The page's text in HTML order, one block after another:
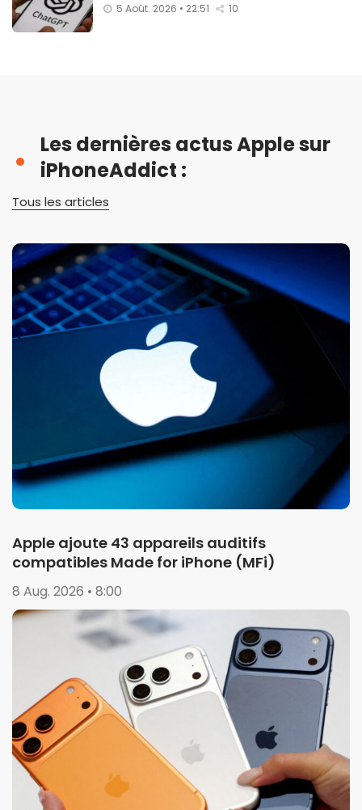
5 Août. 2026 • 22:51 10
Les dernières actus Apple sur
iPhoneAddict :
Tous les articles
Apple ajoute 43 appareils auditifs
compatibles Made for iPhone (MFi)
8 Aug. 2026 • 8:00